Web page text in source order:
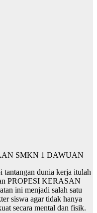
SMKN 1 DAWUAN
tantangan dunia kerja itulah
PROPESI KERASAN
ini menjadi salah satu
siswa agar tidak hanya
secara mental dan fisik.